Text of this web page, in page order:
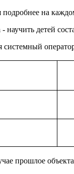
на
- научить детей
системный
прошлое